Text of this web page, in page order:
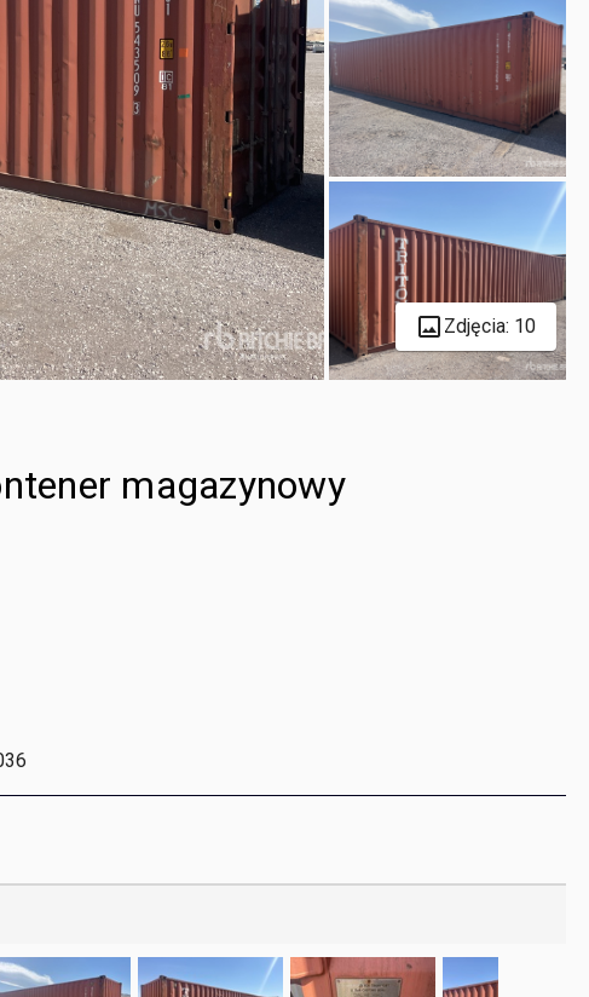
Zdjęcia: 10
magazynowy